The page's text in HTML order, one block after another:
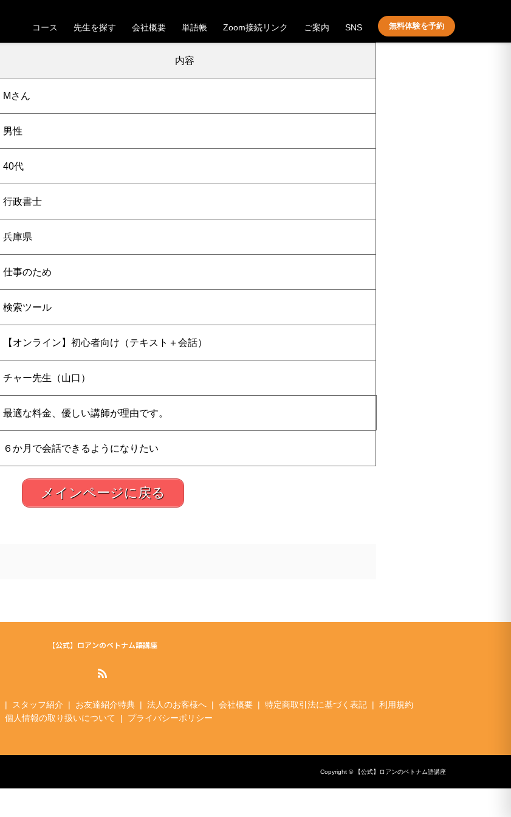
コース 先生を探す 会社概要 単語帳 Zoom接続リンク ご案内 SNS 無料体験を予約
内容
M さん
男性
40代
行政書士
兵庫県
仕事のため
検索ツール
【オンライン】初心者向け（テキスト＋会話）
チャー先生（山口）
最適な料金、優しい講師が理由です。
６か月で会話できるようになりたい
メインページに戻る
【公式】ロアンのベトナム語講座
スタッフ紹介 お友達紹介特典 法人のお客様へ 会社概要 特定商取引法に基づく表記
利用規約
個人情報の取り扱いについて
プライバシーポリシー
Copyright © 【公式】ロアンのベトナム語講座